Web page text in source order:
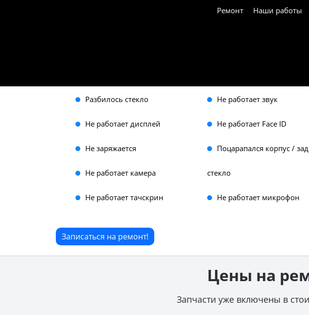
Ремонт Наши работы
Разбилось стекло
Не работает дисплей
Не заряжается
Не работает камера
Не работает тачскрин
Не работает звук
Не работает Face ID
Поцарапался корпус /
стекло
Не работает микрофон
Записаться на ремонт!
Цены на
Запчасти уже включены в